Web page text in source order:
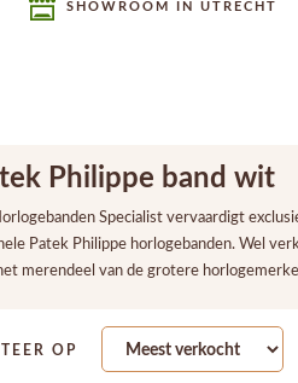
SHOWROOM IN UTRECHT
Philippe band wit
Specialist vervaardigt
Patek Philippe horlogebanden. Wel
merendeel van de grotere
OP